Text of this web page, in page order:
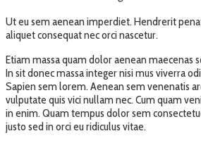
Ut eu sem aenean imperdiet. Hendrerit
aliquet consequat nec orci nascetur.
Etiam massa quam dolor aenean maecenas
In sit donec massa integer nisi mus viverra
Sapien sem lorem. Aenean sem venenatis
vulputate quis vici nullam nec. Cum quam
in enim. Quam tempus dolor sem
justo sed in orci eu ridiculus vitae.